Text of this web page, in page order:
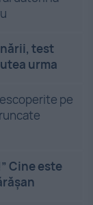
test
urma
pe
Cine este